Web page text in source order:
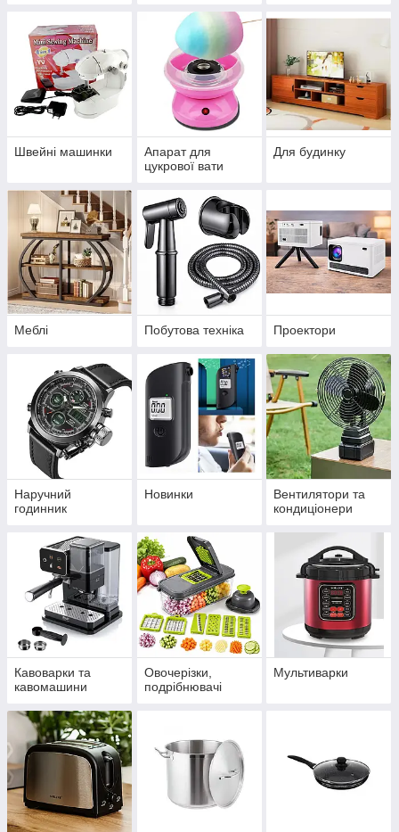
Швейні машинки
Апарат для
цукрової вати
Для будинку
Меблі Побутова техніка Проектори
Наручний
годинник
Новинки
Вентилятори та
кондиціонери
Кавоварки та
кавомашини
Овочерізки,
подрібнювачі
Мультиварки